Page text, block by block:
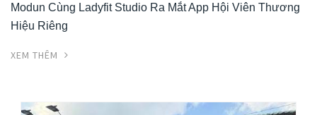
Modun Cùng Ladyfit Studio Ra Mắt App Hội Viên Thương
Hiệu Riêng
XEM THÊM